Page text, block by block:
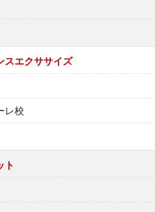
スエクササイズ
レ校
ト